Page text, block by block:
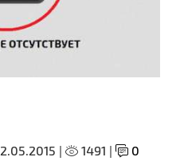
| 1491 | 0